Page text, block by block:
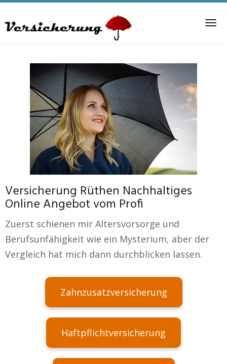
to
Versicherung Rüthen Nachhaltiges
Online Angebot vom Profi
Zuerst schienen mir Altersvorsorge und
Berufsunfähigkeit wie ein Mysterium, aber der
Vergleich hat mich dann durchblicken lassen.
Zahnzusatzversicherung
Haftpflichtversicherung